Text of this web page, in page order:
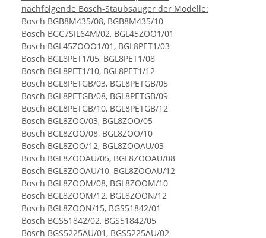
nachfolgende Bosch-Staubsauger der Modelle:
Bosch BGB8M435/08, BGB8M435/10
Bosch BGC7SIL64M/02, BGL45ZOO1/01
Bosch BGL45ZOOO1/01, BGL8PET1/03
Bosch BGL8PET1/05, BGL8PET1/08
Bosch BGL8PET1/10, BGL8PET1/12
Bosch BGL8PETGB/03, BGL8PETGB/05
Bosch BGL8PETGB/08, BGL8PETGB/09
Bosch BGL8PETGB/10, BGL8PETGB/12
Bosch BGL8ZOO/03, BGL8ZOO/05
Bosch BGL8ZOO/08, BGL8ZOO/10
Bosch BGL8ZOO/12, BGL8ZOOAU/03
Bosch BGL8ZOOAU/05, BGL8ZOOAU/08
Bosch BGL8ZOOAU/10, BGL8ZOOAU/12
Bosch BGL8ZOOM/08, BGL8ZOOM/10
Bosch BGL8ZOOM/12, BGL8ZOON/12
Bosch BGL8ZOON/15, BGS51842/01
Bosch BGS51842/02, BGS51842/05
Bosch BGS5225AU/01, BGS5225AU/02